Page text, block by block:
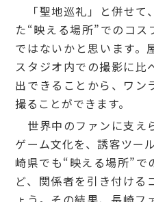
「聖地巡礼」と併せて
た“映える場所”でのコス
ではないかと思います。
スタジオ内での撮影に比
出できることから、ワン
撮ることができます。
世界中のファンに支え
ゲーム文化を、誘客ツー
崎県でも“映える場所”で
ど、関係者を引き付ける